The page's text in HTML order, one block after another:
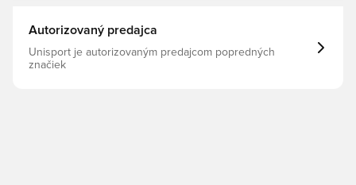
Autorizovaný predajca
Unisport je autorizovaným predajcom popredných
značiek